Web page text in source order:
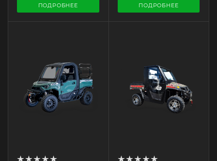
ПОДРОБНЕЕ ПОДРОБНЕЕ